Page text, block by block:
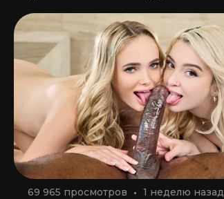
69 965 просмотров
1 неделю назад